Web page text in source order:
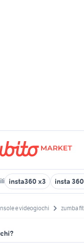
insta360 x3 insta
e videogiochi zumba